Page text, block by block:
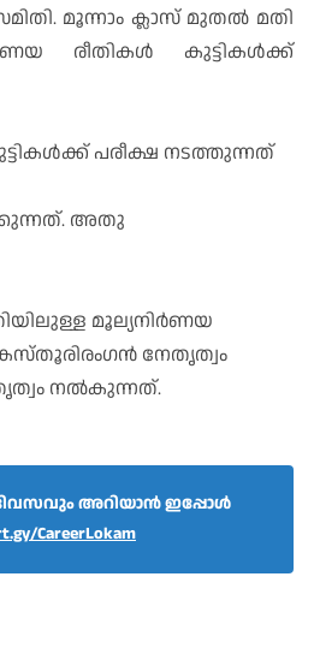
മൂന്നാം ക്ലാസ് മുതൽ മതി
രീതികൾ കുട്ടികൾക്ക്
പരീക്ഷ നടത്തുന്നത്
അതു
മൂല്യനിർണയ
നേതൃത്വം
നൽകുന്നത്.
അറിയാൻ ഇപ്പോൾ
CareerLokam